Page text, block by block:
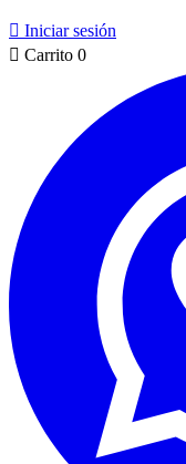
 Iniciar sesión
 Carrito 0